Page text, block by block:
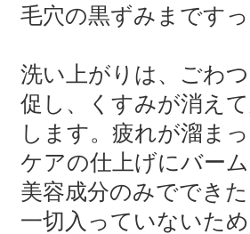
毛穴の黒ずみまです
洗い上がりは、ごわ
促し、くすみが消え
します。疲れが溜ま
ケアの仕上げにバー
美容成分のみででき
一切入っていないた